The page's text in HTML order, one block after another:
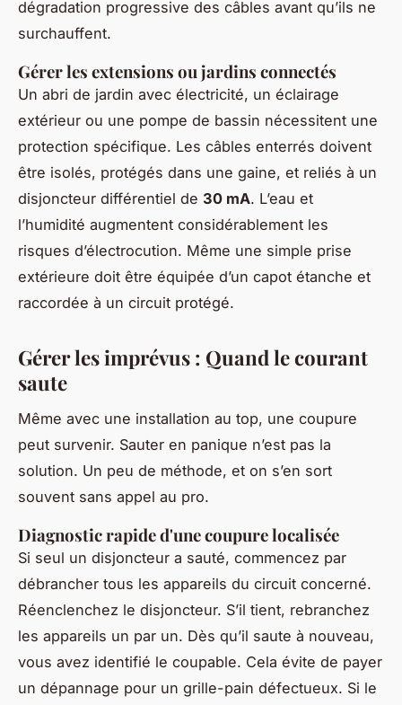
dégradation progressive des câbles avant qu’ils ne
surchauffent.
Gérer les extensions ou jardins connectés
Un abri de jardin avec électricité, un éclairage
extérieur ou une pompe de bassin nécessitent une
protection spécifique. Les câbles enterrés doivent
être isolés, protégés dans une gaine, et reliés à un
disjoncteur différentiel de 30 mA. L’eau et
l’humidité augmentent considérablement les
risques d’électrocution. Même une simple prise
extérieure doit être équipée d’un capot étanche et
raccordée à un circuit protégé.
Gérer les imprévus : Quand le courant
saute
Même avec une installation au top, une coupure
peut survenir. Sauter en panique n’est pas la
solution. Un peu de méthode, et on s’en sort
souvent sans appel au pro.
Diagnostic rapide d'une coupure localisée
Si seul un disjoncteur a sauté, commencez par
débrancher tous les appareils du circuit concerné.
Réenclenchez le disjoncteur. S’il tient, rebranchez
les appareils un par un. Dès qu’il saute à nouveau,
vous avez identifié le coupable. Cela évite de payer
un dépannage pour un grille-pain défectueux. Si le